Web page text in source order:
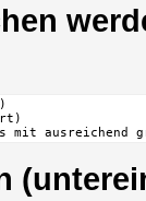
ausreichend